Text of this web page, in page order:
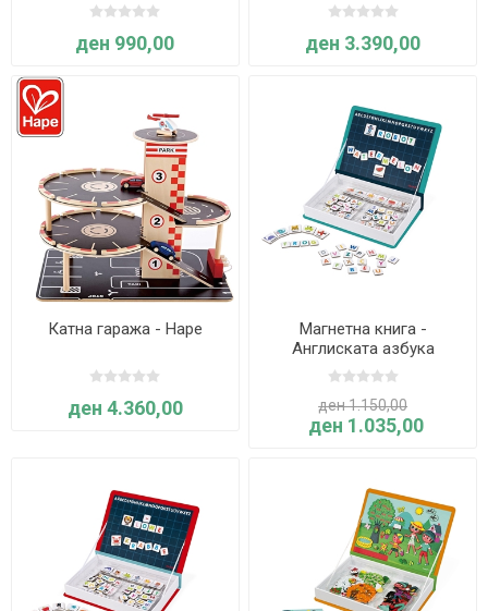
ден 990,00 ден 3.390,00
Катна гаража - Hape
ден 4.360,00
Магнетна книга -
Англиската азбука
ден 1.150,00
ден 1.035,00